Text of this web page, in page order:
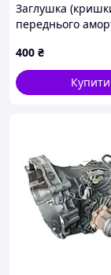
Заглушка
переднього
400 ₴
Купити